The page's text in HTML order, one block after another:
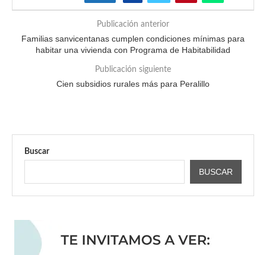
Publicación anterior
Familias sanvicentanas cumplen condiciones mínimas para
habitar una vivienda con Programa de Habitabilidad
Publicación siguiente
Cien subsidios rurales más para Peralillo
Buscar
BUSCAR